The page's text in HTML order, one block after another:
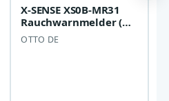
X-SENSE XS0B-MR31
Rauchwarnmelder (B
x H x T) 110 x 110 x 33
mm Rauchm…
OTTO DE